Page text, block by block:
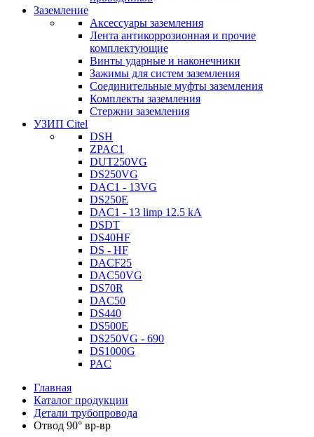
Заземление
Аксессуары заземления
Лента антикоррозионная и прочие
комплектующие
Винты ударные и наконечники
Зажимы для систем заземления
Соединительные муфты заземления
Комплекты заземления
Стержни заземления
УЗИП Citel
DSH
ZPAC1
DUT250VG
DS250VG
DAC1 - 13VG
DS250E
DAC1 - 13 limp 12.5 kA
DSDT
DS40HF
DS - HF
DACF25
DAC50VG
DS70R
DAC50
DS440
DS500E
DS250VG - 690
DS1000G
PAC
Главная
Каталог продукции
Детали трубопровода
Отвод 90° вр-вр